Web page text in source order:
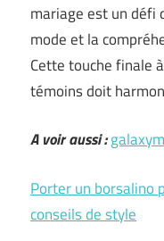
mariage est un défi
mode et la
Cette touche finale
témoins doit
A voir aussi :
Porter un borsalino
conseils de style